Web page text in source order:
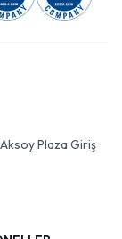
Plaza Giriş